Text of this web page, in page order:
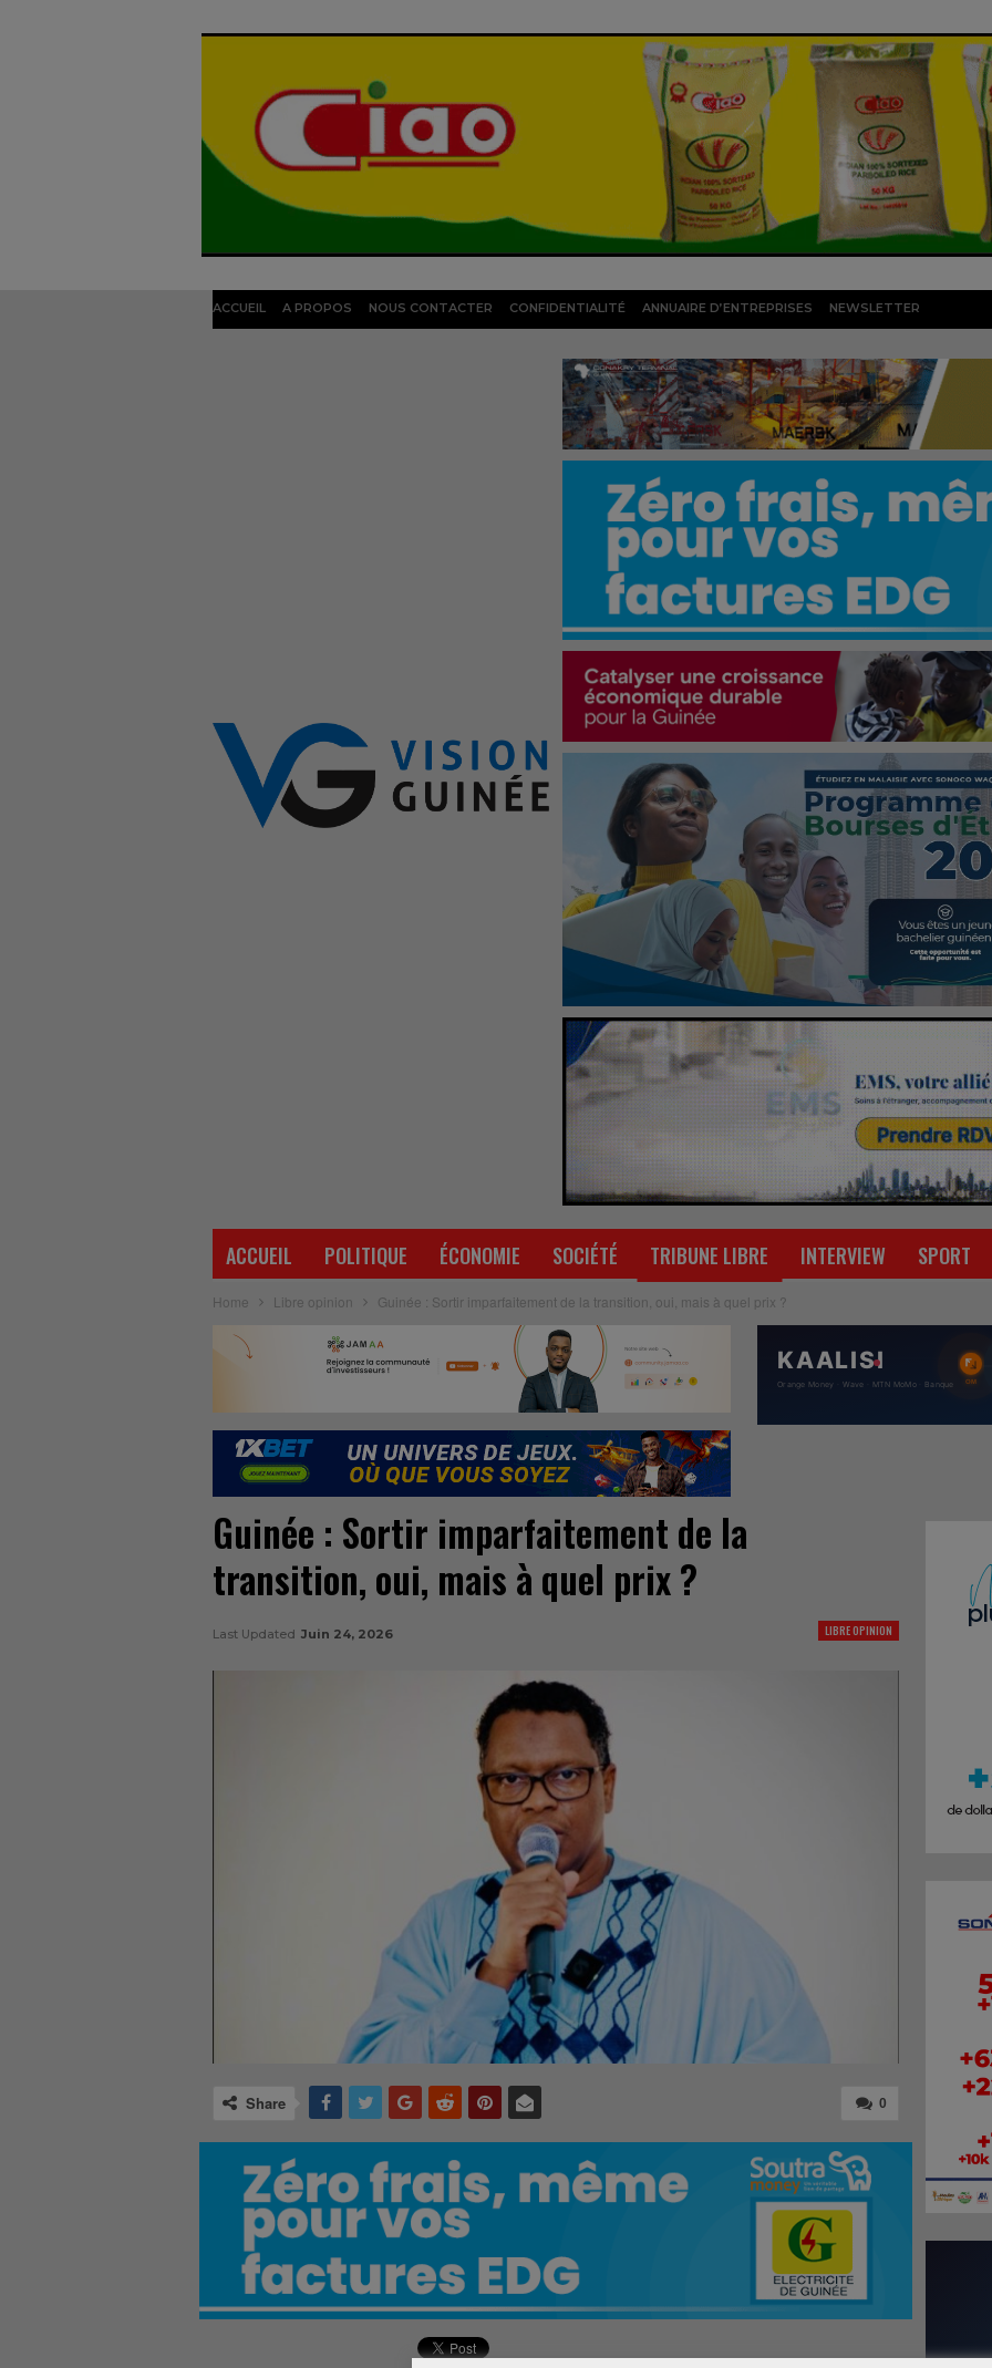
ACCUEIL A PROPOS NOUS CONTACTER CONFIDENTIALITÉ ANNUAIRE D’ENTREPRISES NEWSLETTER
ACCUEIL POLITIQUE ÉCONOMIE SOCIÉTÉ TRIBUNE LIBRE INTERVIEW SPORT
Home Libre opinion Guinée : Sortir imparfaitement de la transition, oui, mais à quel prix ?
Guinée : Sortir imparfaitement de la
transition, oui, mais à quel prix ?
LIBRE OPINION
Last Updated Juin 24, 2026
0
Share